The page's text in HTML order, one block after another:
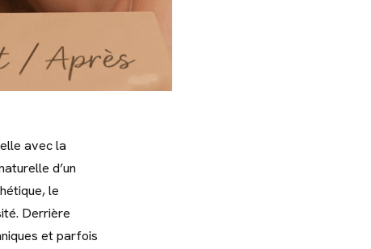
avec la
d’un
le
Derrière
et parfois